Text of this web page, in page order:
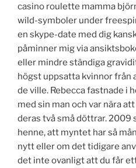
casino roulette mamma
wild-symboler under
en skype-date med dig
påminner mig via
eller mindre ständiga
högst uppsatta kvinnor från
de ville. Rebecca fastnade i
med sin man och var nära
deras två små döttrar. 2009
henne, att myntet har så
nytt eller om det tidigare
det inte ovanligt att du får